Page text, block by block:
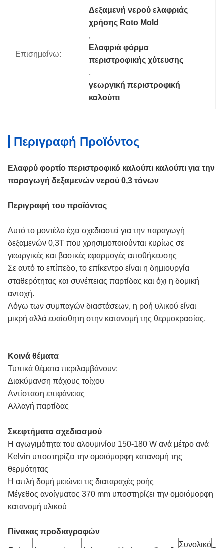
Επισημαίνω:
Δεξαμενή νερού ελαφριάς
χρήσης Roto Mold
,
Ελαφριά φόρμα
περιστροφικής χύτευσης
,
γεωργική περιστροφική
καλούπι
Περιγραφή Προϊόντος
Ελαφρύ φορτίο περιστροφικό καλούπι καλούπι για την
παραγωγή δεξαμενών νερού 0,3 τόνων
Περιγραφή του προϊόντος
Αυτό το μοντέλο έχει σχεδιαστεί για την παραγωγή
δεξαμενών 0,3T που χρησιμοποιούνται κυρίως σε
γεωργικές και βασικές εφαρμογές αποθήκευσης
Σε αυτό το επίπεδο, το επίκεντρο είναι η δημιουργία
σταθερότητας και συνέπειας παρτίδας και όχι η δομική
αντοχή.
Λόγω των συμπαγών διαστάσεων, η ροή υλικού είναι
μικρή αλλά ευαίσθητη στην κατανομή της θερμοκρασίας.
Κοινά θέματα
Τυπικά θέματα περιλαμβάνουν:
Διακύμανση πάχους τοίχου
Αντίσταση επιφάνειας
Αλλαγή παρτίδας
Σκεφτήματα σχεδιασμού
Η αγωγιμότητα του αλουμινίου 150-180 W ανά μέτρο ανά
Kelvin υποστηρίζει την ομοιόμορφη κατανομή της
θερμότητας
Η απλή δομή μειώνει τις διαταραχές ροής
Μέγεθος ανοίγματος 370 mm υποστηρίζει την ομοιόμορφη
κατανομή υλικού
Πίνακας προδιαγραφών
Συνολικό